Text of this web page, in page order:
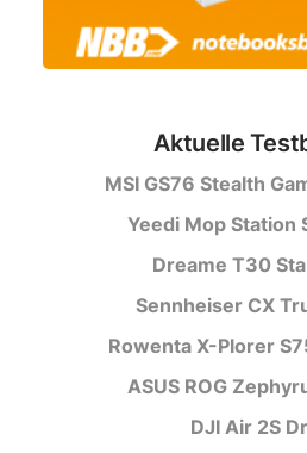
Aktuelle
MSI GS76 Stealth
Yeedi Mop Station
Dreame T30
Sennheiser CX
Rowenta X-Plorer
ASUS ROG
DJI Air 2S